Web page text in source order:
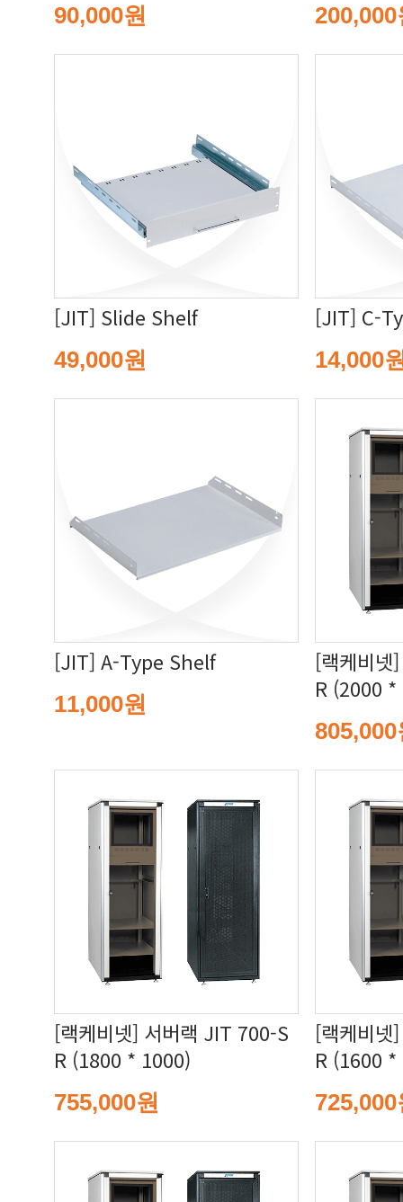
90,000원 200,000
[JIT] Slide Shelf
49,000원
[JIT] C-
14,000
[JIT] A-Type Shelf
11,000원
R (2000
805,000
R (1800 * 1000)
755,000원
R (1600
725,000